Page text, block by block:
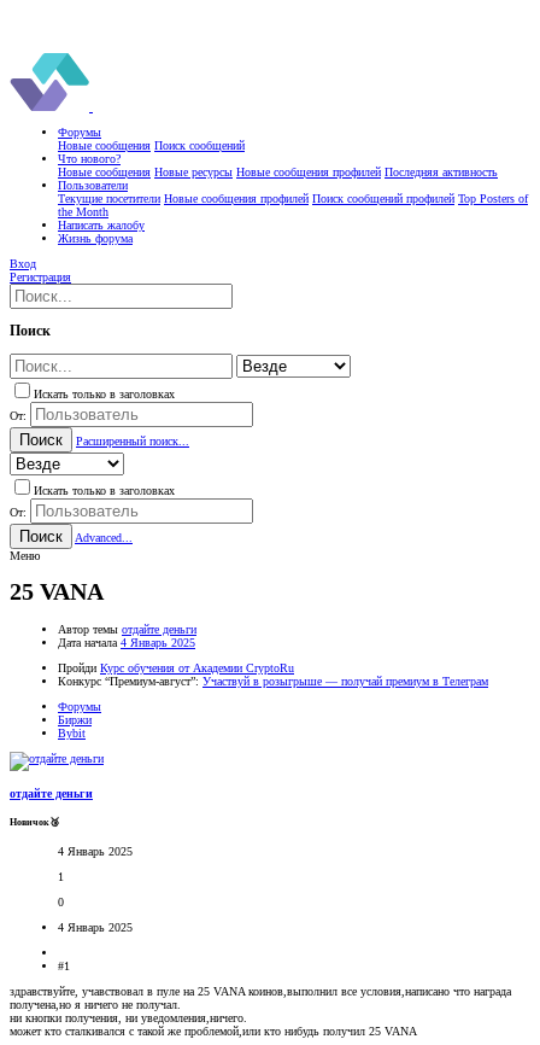
Форумы
Новые сообщения Поиск сообщений
Что нового?
Новые сообщения Новые ресурсы Новые сообщения профилей Последняя активность
Пользователи
Текущие посетители Новые сообщения профилей Поиск сообщений профилей Top Posters of
the Month
Написать жалобу
Жизнь форума
Вход
Регистрация
Поиск
Искать только в заголовках
От:
Поиск Расширенный поиск...
Искать только в заголовках
От:
Поиск
Advanced...
Меню
25 VANA
Автор темы отдайте деньги
Дата начала 4 Январь 2025
Пройди Курс обучения от Академии CryptoRu
Конкурс “Премиум-август”: Участвуй в розыгрыше — получай премиум в Телеграм
Форумы
Биржи
Bybit
отдайте деньги
Новичок🥉
4 Январь 2025
1
0
4 Январь 2025
#1
здравствуйте, учавствовал в пуле на 25 VANA коинов,выполнил все условия,написано что награда
получена,но я ничего не получал.
ни кнопки получения, ни уведомления,ничего.
может кто сталкивался с такой же проблемой,или кто нибудь получил 25 VANA